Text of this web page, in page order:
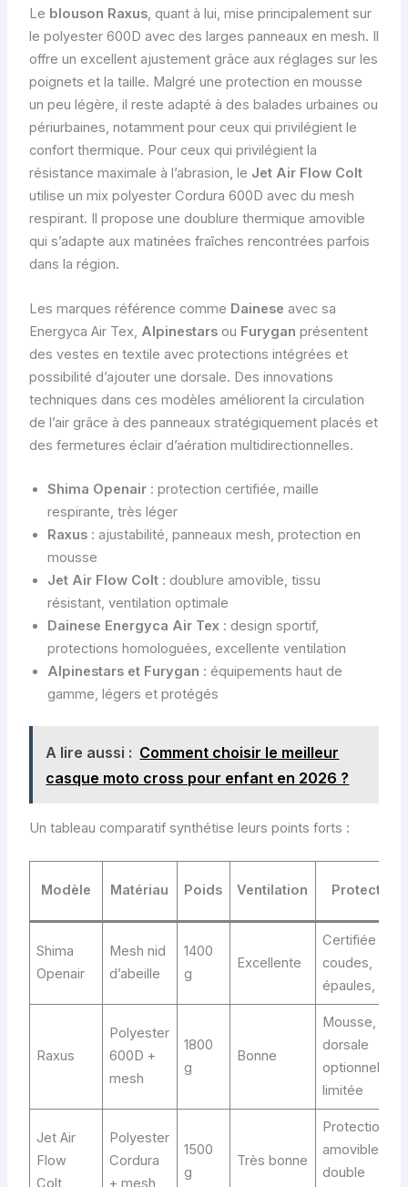
Le blouson Raxus, quant à lui, mise principalement sur
le polyester 600D avec des larges panneaux en mesh. Il
offre un excellent ajustement grâce aux réglages sur les
poignets et la taille. Malgré une protection en mousse
un peu légère, il reste adapté à des balades urbaines ou
périurbaines, notamment pour ceux qui privilégient le
confort thermique. Pour ceux qui privilégient la
résistance maximale à l’abrasion, le Jet Air Flow Colt
utilise un mix polyester Cordura 600D avec du mesh
respirant. Il propose une doublure thermique amovible
qui s’adapte aux matinées fraîches rencontrées parfois
dans la région.
Les marques référence comme Dainese avec sa
Energyca Air Tex, Alpinestarsou Furygan présentent
des vestes en textile avec protections intégrées et
possibilité d’ajouter une dorsale. Des innovations
techniques dans ces modèles améliorent la circulation
de l’air grâce à des panneaux stratégiquement placés et
des fermetures éclair d’aération multidirectionnelles.
Shima Openair: protection certifiée, maille
respirante, très léger
Raxus: ajustabilité, panneaux mesh, protection en
mousse
Jet Air Flow Colt: doublure amovible, tissu
résistant, ventilation optimale
Dainese Energyca Air Tex: design sportif,
protections homologuées, excellente ventilation
Alpinestars et Furygan : équipements haut de
gamme, légers et protégés
A lire aussi : Comment choisir le meilleur
casque moto cross pour enfant en 2026 ?
Un tableau comparatif synthétise leurs points forts :
Modèle Matériau Poids Ventilation Protection
Shima
Openair
Mesh nid
d’abeille
1400
g
Excellente
Certifiée CE
coudes,
épaules, dos
Raxus
Polyester
600D +
mesh
1800
g
Bonne
Mousse,
dorsale
optionnelle
limitée
Jet Air
Flow
Colt
Polyester
Cordura
+ mesh
1500
g
Très bonne
Protections
amovibles,
double